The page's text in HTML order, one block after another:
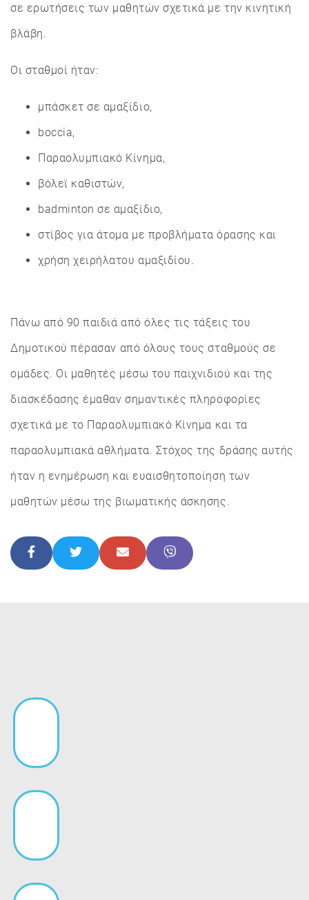
σε ερωτήσεις των μαθητών σχετικά με την κινητική
βλάβη.
Οι σταθμοί ήταν:
μπάσκετ σε αμαξίδιο,
boccia,
Παραολυμπιακό Κίνημα,
βόλεϊ καθιστών,
badminton σε αμαξίδιο,
στίβος για άτομα με προβλήματα όρασης και
χρήση χειρήλατου αμαξιδίου.
Πάνω από 90 παιδιά από όλες τις τάξεις του
Δημοτικού πέρασαν από όλους τους σταθμούς σε
ομάδες. Οι μαθητές μέσω του παιχνιδιού και της
διασκέδασης έμαθαν σημαντικές πληροφορίες
σχετικά με το Παραολυμπιακό Κίνημα και τα
παραολυμπιακά αθλήματα. Στόχος της δράσης αυτής
ήταν η ενημέρωση και ευαισθητοποίηση των
μαθητών μέσω της βιωματικής άσκησης.